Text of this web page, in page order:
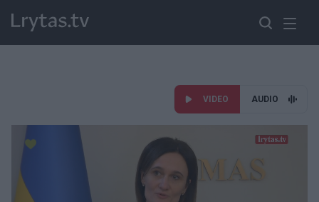
VIDEO AUDIO
Paremkite Ukrainą